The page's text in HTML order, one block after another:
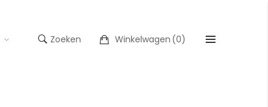
Zoeken Winkelwagen (0)